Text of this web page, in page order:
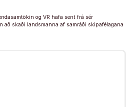
og VR hafa sent frá sér
að skaði landsmanna af samráði skipafélagana